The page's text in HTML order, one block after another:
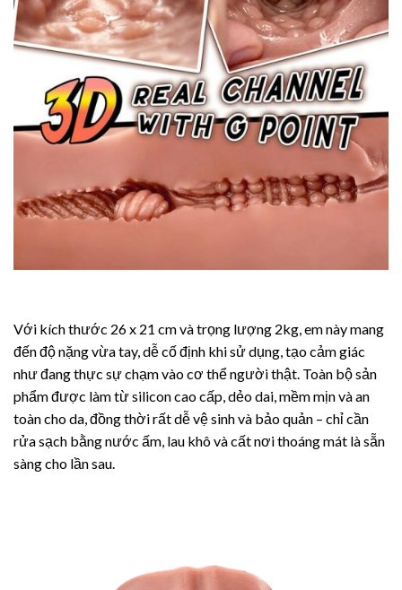
Với kích thước 26 x 21 cm và trọng lượng 2kg, em này mang
đến độ nặng vừa tay, dễ cố định khi sử dụng, tạo cảm giác
như đang thực sự chạm vào cơ thể người thật. Toàn bộ sản
phẩm được làm từ silicon cao cấp, dẻo dai, mềm mịn và an
toàn cho da, đồng thời rất dễ vệ sinh và bảo quản – chỉ cần
rửa sạch bằng nước ấm, lau khô và cất nơi thoáng mát là sẵn
sàng cho lần sau.